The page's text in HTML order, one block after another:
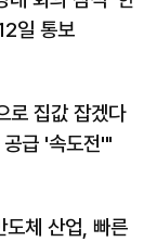
일 통보
로 집값 잡겠다
급 '속도전'"
도체 산업, 빠른